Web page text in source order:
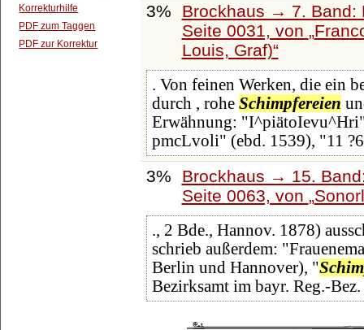
Korrekturhilfe
PDF zum Taggen
PDF zur Korrektur
3%
Brockhaus → 7. Band:
Seite 0031, von
Louis, Graf)
. Von feinen Werken, die ein
durch , rohe Schimpfereien
Erwähnung:
pmcLvoli" (ebd. 1539), "11
3%
Brockhaus → 15.
Seite 0063, von
., 2 Bde., Hannov. 1878)
schrieb außerdem:
Berlin und Hannover), "
Bezirksamt im bayr. Reg.-Bez.